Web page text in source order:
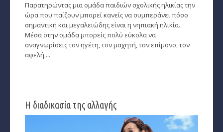
Καρκίνος
Παρθένος
Παρατηρώντας μια ομάδα παιδιών σχολικής ηλικίας την
ώρα που παίζουν μπορεί κανείς να συμπεράνει πόσο
σημαντική και μεγαλειώδης είναι η νηπιακή ηλικία.
Μέσα στην ομάδα μπορείς πολύ εύκολα να
αναγνωρίσεις τον ηγέτη, τον μαχητή, τον επίμονο, τον
αφελή,...
Η διαδικασία της αλλαγής